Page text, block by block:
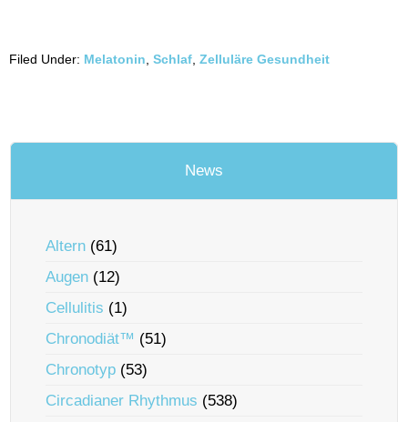
Filed Under: Melatonin Schlaf Zelluläre Gesundheit
News
Altern (61)
Augen (12)
Cellulitis (1)
Chronodiät™ (51)
Chronotyp (53)
Circadianer Rhythmus (538)